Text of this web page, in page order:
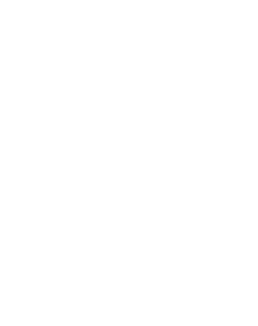
en espèces et d'autres